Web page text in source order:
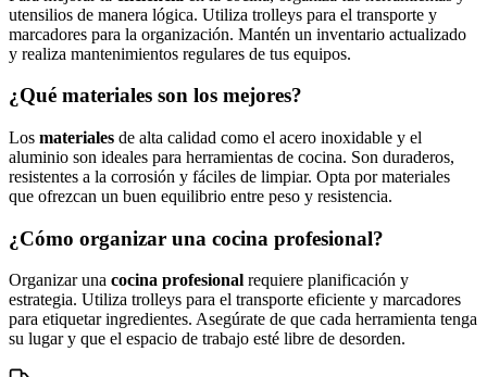
utensilios de manera lógica. Utiliza trolleys para el transporte y
marcadores para la organización. Mantén un inventario actualizado
y realiza mantenimientos regulares de tus equipos.
¿Qué materiales son los mejores?
Los materiales de alta calidad como el acero inoxidable y el
aluminio son ideales para herramientas de cocina. Son duraderos,
resistentes a la corrosión y fáciles de limpiar. Opta por materiales
que ofrezcan un buen equilibrio entre peso y resistencia.
¿Cómo organizar una cocina profesional?
Organizar una cocina profesional requiere planificación y
estrategia. Utiliza trolleys para el transporte eficiente y marcadores
para etiquetar ingredientes. Asegúrate de que cada herramienta tenga
su lugar y que el espacio de trabajo esté libre de desorden.